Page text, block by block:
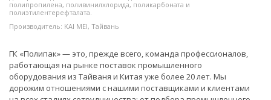
полипропилена, поливинилхлорида, поликарбоната и
полиэтилентерефталата.
Производитель: KAI MEI, Тайвань
ГК «Полипак» — это, прежде всего, команда профессионалов,
работающая на рынке поставок промышленного
оборудования из Тайваня и Китая уже более 20 лет. Мы
дорожим отношениями с нашими поставщиками и клиентами